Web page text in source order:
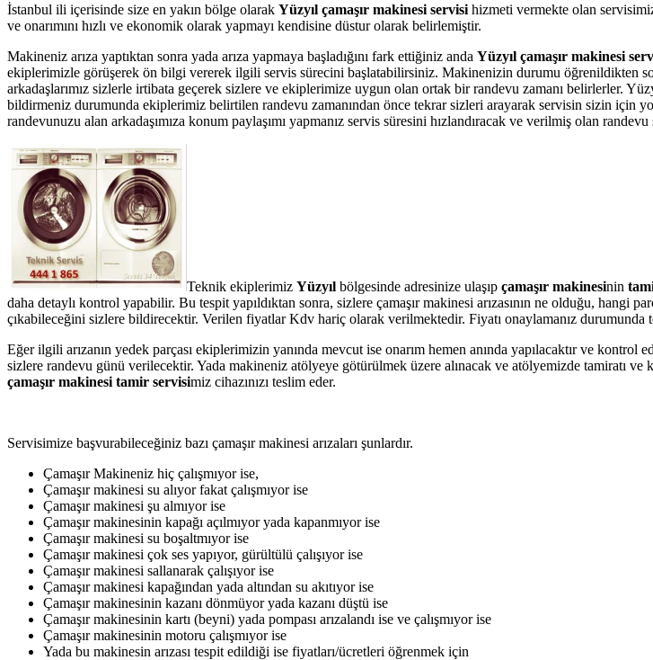
İstanbul ili içerisinde size en yakın bölge olarak Yüzyıl çamaşır makinesi servisi hizmeti vermekte olan
ve onarımını hızlı ve ekonomik olarak yapmayı kendisine düstur olarak belirlemiştir.
Makineniz arıza yaptıktan sonra yada arıza yapmaya başladığını fark ettiğiniz anda Yüzyıl çamaşır makinesi
ekiplerimizle görüşerek ön bilgi vererek ilgili servis sürecini başlatabilirsiniz. Makinenizin durumu öğrenildikten
arkadaşlarımız sizlerle irtibata geçerek sizlere ve ekiplerimize uygun olan ortak bir randevu zamanı belirlerler.
bildirmeniz durumunda ekiplerimiz belirtilen randevu zamanından önce tekrar sizleri arayarak servisin sizin için
randevunuzu alan arkadaşımıza konum paylaşımı yapmanız servis süresini hızlandıracak ve verilmiş olan
Teknik ekiplerimiz Yüzyıl bölgesinde adresinize ulaşıp çamaşır makinesinin
daha detaylı kontrol yapabilir. Bu tespit yapıldıktan sonra, sizlere çamaşır makinesi arızasının ne olduğu, hangi
çıkabileceğini sizlere bildirecektir. Verilen fiyatlar Kdv hariç olarak verilmektedir. Fiyatı onaylamanız durumunda
Eğer ilgili arızanın yedek parçası ekiplerimizin yanında mevcut ise onarım hemen anında yapılacaktır ve
sizlere randevu günü verilecektir. Yada makineniz atölyeye götürülmek üzere alınacak ve atölyemizde tamiratı ve
çamaşır makinesi tamir servisimiz cihazınızı teslim eder.
Servisimize başvurabileceğiniz bazı çamaşır makinesi arızaları şunlardır.
Çamaşır Makineniz hiç çalışmıyor ise,
Çamaşır makinesi su alıyor fakat çalışmıyor ise
Çamaşır makinesi şu almıyor ise
Çamaşır makinesinin kapağı açılmıyor yada kapanmıyor ise
Çamaşır makinesi su boşaltmıyor ise
Çamaşır makinesi çok ses yapıyor, gürültülü çalışıyor ise
Çamaşır makinesi sallanarak çalışıyor ise
Çamaşır makinesi kapağından yada altından su akıtıyor ise
Çamaşır makinesinin kazanı dönmüyor yada kazanı düştü ise
Çamaşır makinesinin kartı (beyni) yada pompası arızalandı ise ve çalışmıyor ise
Çamaşır makinesinin motoru çalışmıyor ise
Yada bu makinesin arızası tespit edildiği ise fiyatları/ücretleri öğrenmek için